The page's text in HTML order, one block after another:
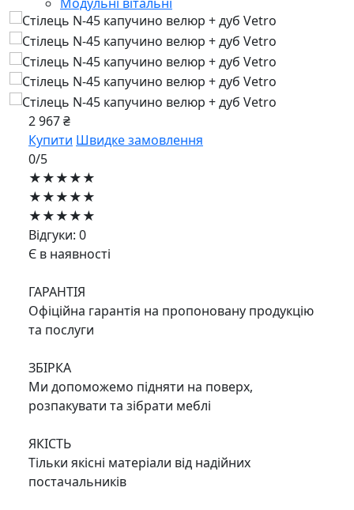
2 967 ₴
Купити Швидке замовлення
0/5
★★★★★
★★★★★
★★★★★
Відгуки: 0
Є в наявності
ГАРАНТІЯ
Офіційна гарантія на пропоновану продукцію
та послуги
ЗБІРКА
Ми допоможемо підняти на поверх,
розпакувати та зібрати меблі
ЯКІСТЬ
Тільки якісні матеріали від надійних
постачальників